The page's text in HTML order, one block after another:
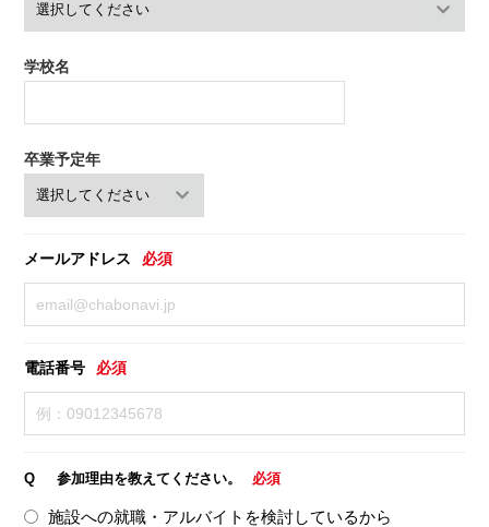
学校名
卒業予定年
メールアドレス 必須
電話番号 必須
Q 参加理由を教えてください。 必須
施設への就職・アルバイトを検討しているから